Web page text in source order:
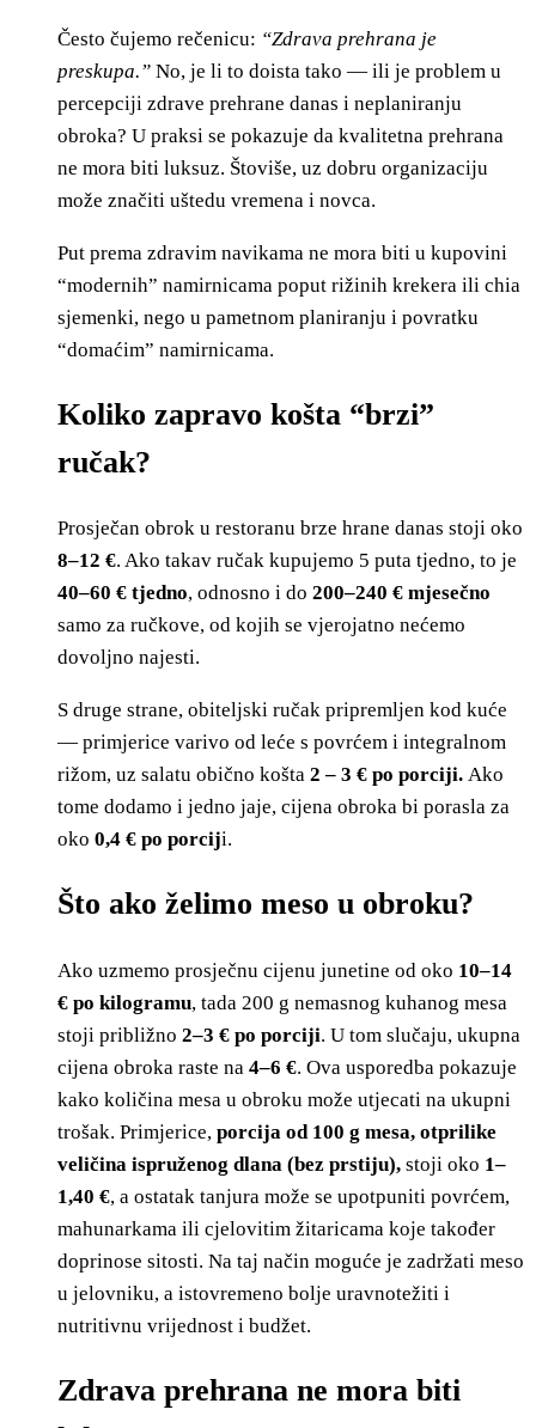
Često čujemo rečenicu: “Zdrava prehrana je
preskupa.” No, je li to doista tako — ili je problem u
percepciji zdrave prehrane danas i neplaniranju
obroka? U praksi se pokazuje da kvalitetna prehrana
ne mora biti luksuz. Štoviše, uz dobru organizaciju
može značiti uštedu vremena i novca.
Put prema zdravim navikama ne mora biti u kupovini
“modernih” namirnicama poput rižinih krekera ili chia
sjemenki, nego u pametnom planiranju i povratku
“domaćim” namirnicama.
Koliko zapravo košta “brzi”
ručak?
Prosječan obrok u restoranu brze hrane danas stoji oko
8–12 €. Ako takav ručak kupujemo 5 puta tjedno, to je
40–60 € tjedno, odnosno i do 200–240 € mjesečno
samo za ručkove, od kojih se vjerojatno nećemo
dovoljno najesti.
S druge strane, obiteljski ručak pripremljen kod kuće
— primjerice varivo od leće s povrćem i integralnom
rižom, uz salatu obično košta 2 – 3 € po porciji. Ako
tome dodamo i jedno jaje, cijena obroka bi porasla za
oko 0,4 € po porciji.
Što ako želimo meso u obroku?
Ako uzmemo prosječnu cijenu junetine od oko 10–14
€ po kilogramu, tada 200 g nemasnog kuhanog mesa
stoji približno 2–3 € po porciji. U tom slučaju, ukupna
cijena obroka raste na 4–6 €. Ova usporedba pokazuje
kako količina mesa u obroku može utjecati na ukupni
trošak. Primjerice, porcija od 100 g mesa, otprilike
veličina ispruženog dlana (bez prstiju), stoji oko 1–
1,40 €, a ostatak tanjura može se upotpuniti povrćem,
mahunarkama ili cjelovitim žitaricama koje također
doprinose sitosti. Na taj način moguće je zadržati meso
u jelovniku, a istovremeno bolje uravnotežiti i
nutritivnu vrijednost i budžet.
Zdrava prehrana ne mora biti